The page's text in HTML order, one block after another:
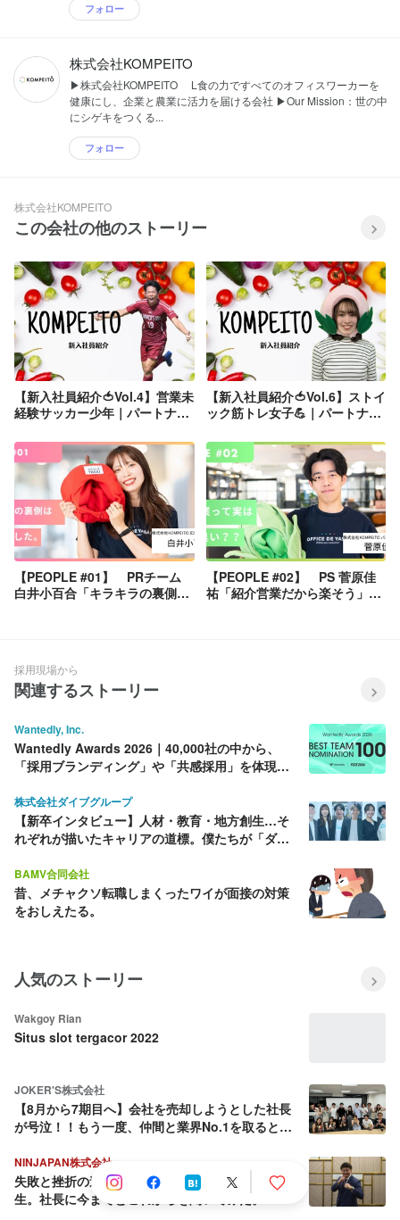
フォロー
株式会社KOMPEITO
▶株式会社KOMPEITO L食の力ですべてのオフィスワーカーを
健康にし、企業と農業に活力を届ける会社 ▶Our Mission：世の中
にシゲキをつくる...
フォロー
株式会社KOMPEITO
この会社の他のストーリー
【新入社員紹介🍅Vol.4】営業未
経験サッカー少年｜パートナー
【新入社員紹介🍅Vol.6】ストイ
ック筋トレ女子💪｜パートナー
【PEOPLE #01】 PRチーム
白井小百合「キラキラの裏側は
【PEOPLE #02】 PS 菅原佳
祐「紹介営業だから楽そう」は
採用現場から
関連するストーリー
Wantedly, Inc.
Wantedly Awards 2026｜40,000社の中から、
「採用ブランディング」や「共感採用」を体現す
株式会社ダイブグループ
【新卒インタビュー】人材・教育・地方創生…そ
れぞれが描いたキャリアの道標。僕たちが「ダイ
BAMV合同会社
昔、メチャクソ転職しまくったワイが面接の対策
をおしえたる。
人気のストーリー
Wakgoy Rian
Situs slot tergacor 2022
JOKER'S株式会社
【8月から7期目へ】会社を売却しようとした社長
が号泣！！もう一度、仲間と業界No.1を取ると決
NINJAPAN株式会社
失敗と挫折の連続から這い上がり続ける壮絶な人
生。社長に今までとこれからを聞いてみた。